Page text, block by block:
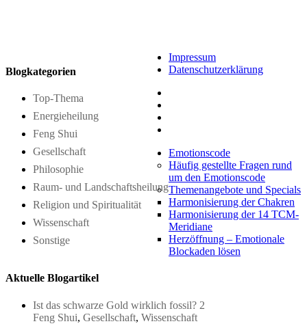
Blogkategorien
Top-Thema
Energieheilung
Feng Shui
Gesellschaft
Philosophie
Raum- und Landschaftsheilung
Religion und Spiritualität
Wissenschaft
Sonstige
Aktuelle Blogartikel
Ist das schwarze Gold wirklich fossil? 2
Feng Shui, Gesellschaft, Wissenschaft
Impressum
Datenschutzerklärung
Emotionscode
Häufig gestellte Fragen rund
um den Emotionscode
Themenangebote und Specials
Harmonisierung der Chakren
Harmonisierung der 14 TCM-
Meridiane
Herzöffnung – Emotionale
Blockaden lösen